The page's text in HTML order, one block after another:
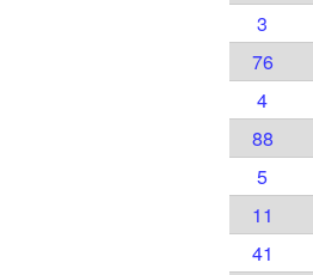
3
76
4
88
5
11
41